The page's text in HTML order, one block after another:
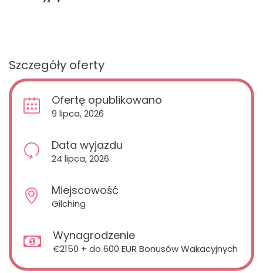
Szczegóły oferty
Ofertę opublikowano
9 lipca, 2026
Data wyjazdu
24 lipca, 2026
Miejscowość
Gilching
Wynagrodzenie
€2150 + do 600 EUR Bonusów Wakacyjnych